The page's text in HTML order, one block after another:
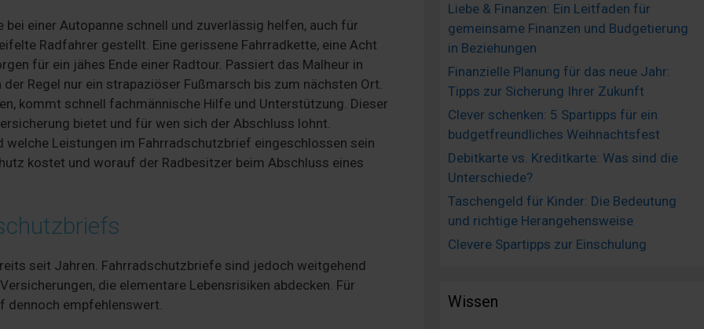
bei einer Autopanne schnell und zuverlässig helfen, auch für
Radfahrer gestellt. Eine gerissene Fahrradkette, eine Acht
für ein jähes Ende einer Radtour. Passiert das Malheur in
Regel nur ein strapaziöser Fußmarsch bis zum nächsten Ort.
kommt schnell fachmännische Hilfe und Unterstützung. Dieser
bietet und für wen sich der Abschluss lohnt.
Leistungen im Fahrradschutzbrief eingeschlossen sein
kostet und worauf der Radbesitzer beim Abschluss eines
seit Jahren. Fahrradschutzbriefe sind jedoch weitgehend
die elementare Lebensrisiken abdecken. Für
dennoch empfehlenswert.
Liebe & Finanzen: Ein Leitfaden für
gemeinsame Finanzen und Budgetierung
in Beziehungen
Finanzielle Planung für das neue Jahr:
Tipps zur Sicherung Ihrer Zukunft
Clever schenken: 5 Spartipps für ein
budgetfreundliches Weihnachtsfest
Debitkarte vs. Kreditkarte: Was sind die
Unterschiede?
Taschengeld für Kinder: Die Bedeutung
und richtige Herangehensweise
Clevere Spartipps zur Einschulung
Wissen